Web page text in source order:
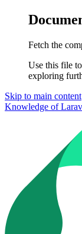
Fetch the
Use this file
exploring
Skip to main content
Knowledge of